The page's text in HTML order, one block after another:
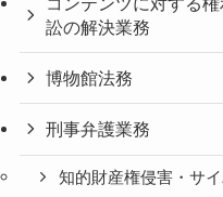
訟の解決業務
博物館法務
刑事弁護業務
知的財産権侵害・サ